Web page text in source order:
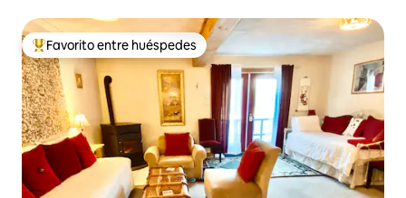
Favorito entre los huéspedes más destacados
Favorito entre huéspedes